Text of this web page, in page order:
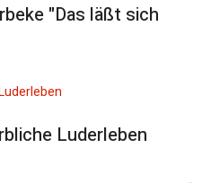
"Das läßt sich
Luderleben